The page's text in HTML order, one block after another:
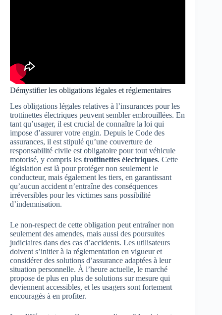
Démystifier les obligations légales et réglementaires
Les obligations légales relatives à l’insurances pour les
trottinettes électriques peuvent sembler embrouillées. En
tant qu’usager, il est crucial de connaître la loi qui
impose d’assurer votre engin. Depuis le Code des
assurances, il est stipulé qu’une couverture de
responsabilité civile est obligatoire pour tout véhicule
motorisé, y compris les trottinettes électriques. Cette
législation est là pour protéger non seulement le
conducteur, mais également les tiers, en garantissant
qu’aucun accident n’entraîne des conséquences
irréversibles pour les victimes sans possibilité
d’indemnisation.
Le non-respect de cette obligation peut entraîner non
seulement des amendes, mais aussi des poursuites
judiciaires dans des cas d’accidents. Les utilisateurs
doivent s’initier à la réglementation en vigueur et
considérer des solutions d’assurance adaptées à leur
situation personnelle. À l’heure actuelle, le marché
propose de plus en plus de solutions sur mesure qui
deviennent accessibles, et les usagers sont fortement
encouragés à en profiter.